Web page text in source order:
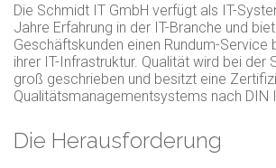
Die Schmidt IT GmbH verfügt als IT-
Jahre Erfahrung in der IT-Branche und
Geschäftskunden einen Rundum-Service
ihrer IT-Infrastruktur. Qualität wird bei der
groß geschrieben und besitzt eine
Qualitätsmanagementsystems nach DIN
Die Herausforderung